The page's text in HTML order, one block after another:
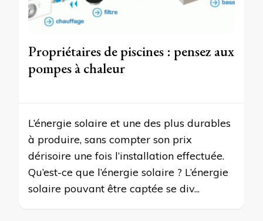
Propriétaires de piscines : pensez aux
pompes à chaleur
L’énergie solaire et une des plus durables
à produire, sans compter son prix
dérisoire une fois l’installation effectuée.
Qu’est-ce que l’énergie solaire ? L’énergie
solaire pouvant être captée se div...